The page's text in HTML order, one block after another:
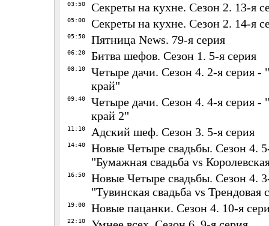
03:50 Секреты на кухне. Сезон 2. 13-я
05:00 Секреты на кухне. Сезон 2. 14-я
05:50 Пятница News. 79-я серия
06:20 Битва шефов. Сезон 1. 5-я серия
08:10
Четыре дачи. Сезон 4. 2-я серия -
край"
09:40
Четыре дачи. Сезон 4. 4-я серия -
край 2"
11:10 Адский шеф. Сезон 3. 5-я серия
14:40
Новые Четыре свадьбы. Сезон 4.
"Бумажная свадьба vs
16:50
Новые Четыре свадьбы. Сезон 4.
"Тувинская свадьба vs Трендовая
19:00 Новые пацанки. Сезон 4. 10-я
22:10